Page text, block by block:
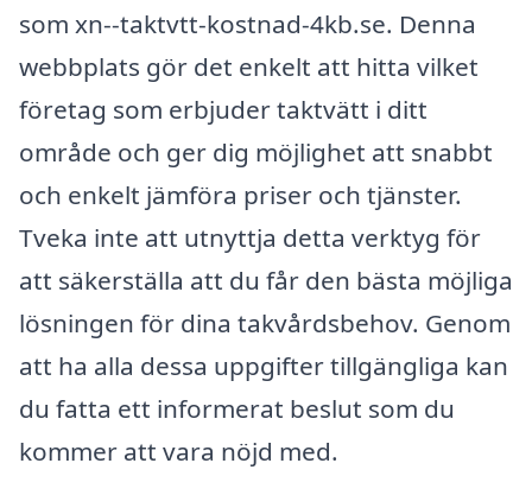
som xn--taktvtt-kostnad-4kb.se. Denna
webbplats gör det enkelt att hitta vilket
företag som erbjuder taktvätt i ditt
område och ger dig möjlighet att snabbt
och enkelt jämföra priser och tjänster.
Tveka inte att utnyttja detta verktyg för
att säkerställa att du får den bästa möjliga
lösningen för dina takvårdsbehov. Genom
att ha alla dessa uppgifter tillgängliga kan
du fatta ett informerat beslut som du
kommer att vara nöjd med.